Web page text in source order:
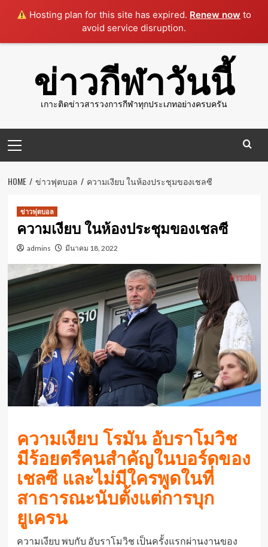
Hosting plan for this site has expired. Renew now to
avoid service disruption.
ข่าวกีฬาวันนี้
เกาะติดข่าวสารวงการกีฬาทุกประเภทอย่างครบครัน
Menu
HOME ข่าวฟุตบอล ความเงียบ ในห้องประชุมของเชลซี
ข่าวฟุตบอล
ความเงียบ ในห้องประชุมของเชลซี
admins มีนาคม 18, 2022
ความเงียบ โรมัน อับราโมวิช
มีร้อยตรีคนสำคัญในบอร์ดของ
เชลซี และไม่มีใครพูดในที่
สาธารณะนับตั้งแต่การบุก
ยูเครน
ความเงียบ พบกับ อับราโมวิช เป็นครั้งแรกผ่านงานของ